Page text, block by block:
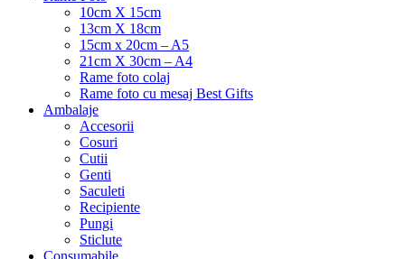
10cm X 15cm
13cm X 18cm
15cm x 20cm – A5
21cm X 30cm – A4
Rame foto colaj
Rame foto cu mesaj Best Gifts
Ambalaje
Accesorii
Cosuri
Cutii
Genti
Saculeti
Recipiente
Pungi
Sticlute
Consumabile